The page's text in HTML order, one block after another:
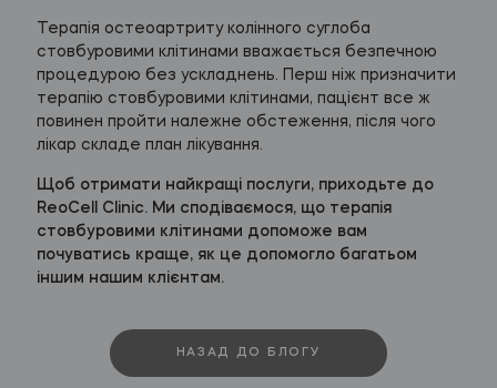
Терапія остеоартриту колінного суглоба
стовбуровими клітинами вважається безпечною
процедурою без ускладнень. Перш ніж призначити
терапію стовбуровими клітинами, пацієнт все ж
повинен пройти належне обстеження, після чого
лікар складе план лікування.
Щоб отримати найкращі послуги, приходьте до
ReoCell Clinic. Ми сподіваємося, що терапія
стовбуровими клітинами допоможе вам
почуватись краще, як це допомогло багатьом
іншим нашим клієнтам.
НАЗАД ДО БЛОГУ